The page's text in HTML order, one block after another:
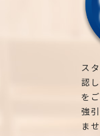
ス
認
を
強
ませ